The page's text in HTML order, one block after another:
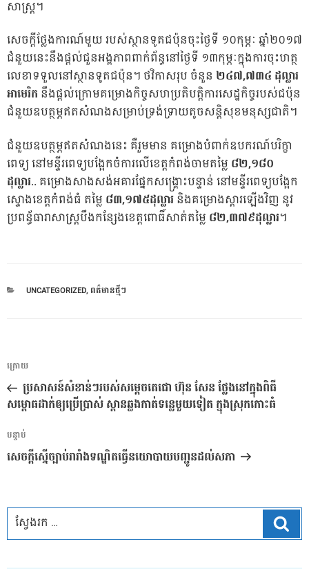
សាស្ត្រ​។
សេចក្តី​ថ្លែង​ការណ៍​មួយ​ របស់​ស្ថាន​ទូត​ជប៉ុន​ចុះ​ថ្ងៃ​ទី ​១០​កុម្ភៈ​ ឆ្នាំ២០១៧
ជំនួយ​នេះ​នឹង​ផ្តល់​ជួន​អង្គ​ភាព​ពាក់​ព័ន្ធ​នៅ​ថ្ងៃ​ទី​ ១៣​កុម្ភៈ​ក្នុង​ការ​ចុះ​ហត្ថ​
លេខា​ទទួល​នៅ​ស្ថាន​ទូត​ជប៉ុន​។ ថវិកា​សរុប ចំនួន​ ២៤៧,៧៣៤ ដុល្លារ
អាមេរិក នឹង​ផ្តល់​ក្រោម​គម្រោង​កិច្ច​សហ​ប្រ​តិបត្តិ​ការ​សេដ្ឋ​កិច្ច​របស់​ជប៉ុន
ជំនួយ​ឧបត្ថម្ភ​ឥត​សំណង​សម្រាប់​ទ្រង់​ទ្រាយ​តូច​សន្តិ​សុខ​មនុ​ស្ស​ជាតិ​។
ជំនួយ​ឧបត្ថម្ភ​ឥត​សំណង​នេះ គឺ​រួម​មាន គម្រោង​បំពាក់​ឧប​ករណ៍​បរិក្ខា​
ពេទ្យ​ នៅ​មន្ទីរ​ពេទ្យ​បង្អែក​ចំការ​លើ​ខេត្ត​កំពង់​ចាម​តម្លៃ​ ៨២,១៨០
ដុល្លារ.. គម្រោង​សាង​សង់​អគារ​ផ្នែក​សង្រ្គោះ​បន្ទាន់ ​នៅ​មន្ទីរ​ពេទ្យ​បង្អែក​
ស្ទោង​ខេត្ត​កំពង់​ធំ​ តម្លៃ​ ៨៣,១៧៥ដុល្លារនិង​គម្រោង​ស្តារ​ឡើង​វិញ​ នូវ​
ប្រ​ពន្ធ័​ធារា​សាស្រ្ត​បឹង​កន្សែង​ខេត្ត​ពោធិ៍​សាត់​តម្លៃ ​ ៨២,៣៧៩ដុល្លារ​​។
CATEGORIES
UNCATEGORIZED, ពត៌មានថ្មីៗ
ការ​
នាំទិស​
ប្រកាស
អត្ថបទ
មុន
ក្រោយ
ប្រសាសន៍សំខាន់ៗរបស់សម្តេចតេជោ ហ៊ុន សែន ថ្លែងនៅក្នុងពិធី
សម្ពោធដាក់ឲ្យប្រើប្រាស់ ស្ពានឆ្លងកាត់ទន្លេមួយទៀត ក្នុងស្រុកកោះធំ
អត្ថបទ
បន្ទាប់
បន្ទាប់
សេចក្តីស្នើច្បាប់រារាំងទណ្ឌិតធ្វើនយោបាយបញ្ជូនដល់សភា